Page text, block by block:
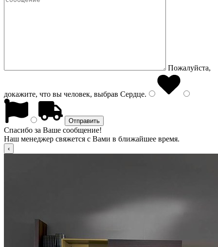
Пожалуйста,
докажите, что вы человек, выбрав Сердце.
Спасибо за Ваше сообщение!
Наш менеджер свяжется с Вами в ближайшее время.